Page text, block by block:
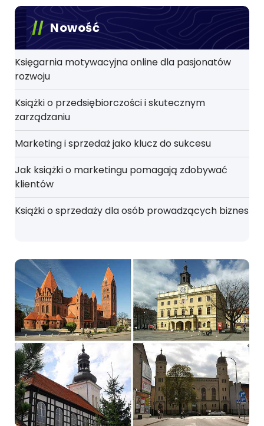
Nowość
Księgarnia motywacyjna online dla pasjonatów
rozwoju
Książki o przedsiębiorczości i skutecznym
zarządzaniu
Marketing i sprzedaż jako klucz do sukcesu
Jak książki o marketingu pomagają zdobywać
klientów
Książki o sprzedaży dla osób prowadzących biznes